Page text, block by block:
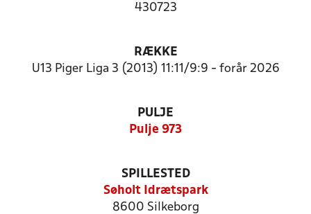
430723
RÆKKE
U13 Piger Liga 3 (2013) 11:11/9:9 - forår 2026
PULJE
Pulje 973
SPILLESTED
Søholt Idrætspark
8600 Silkeborg